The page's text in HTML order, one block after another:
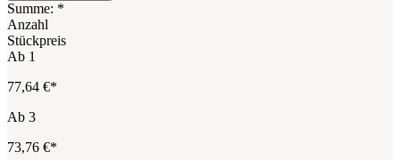
Summe: *
Anzahl
Stückpreis
Ab 1
77,64 €*
Ab 3
73,76 €*